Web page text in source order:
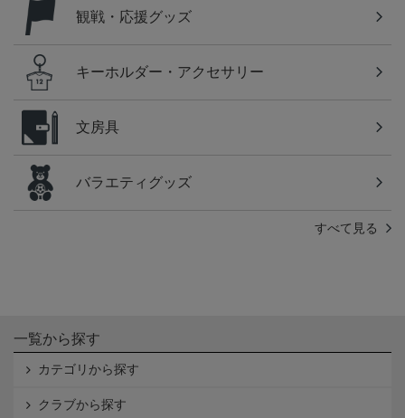
観戦・応援グッズ
キーホルダー・アクセサリー
文房具
バラエティグッズ
すべて見る
一覧から探す
カテゴリから探す
クラブから探す